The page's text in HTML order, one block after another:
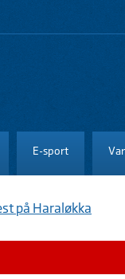
E-sport
på Haraløkka